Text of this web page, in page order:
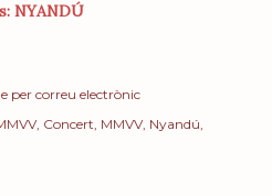
NYANDÚ
per correu electrònic
Concert MMVV Nyandú